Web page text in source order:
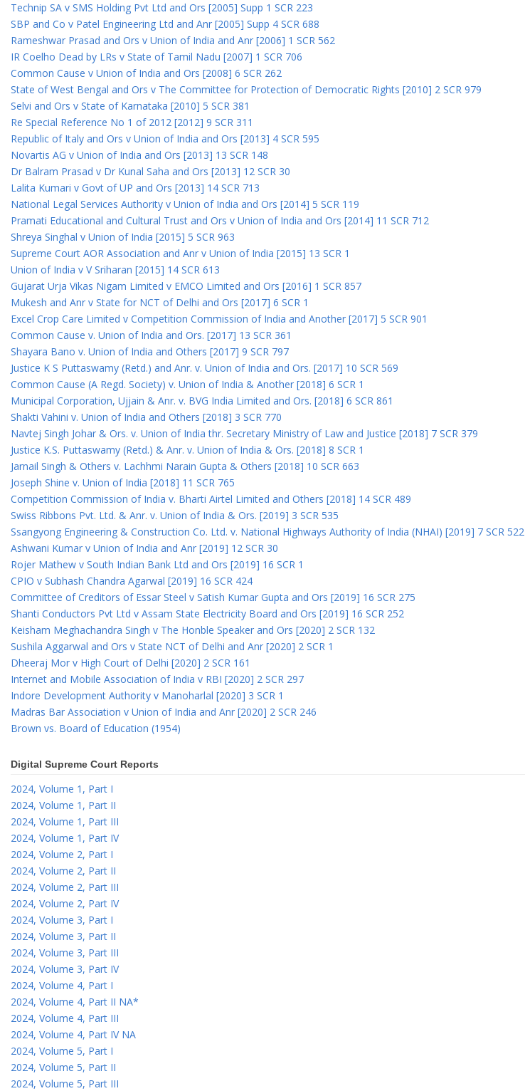
Technip SA v SMS Holding Pvt Ltd and Ors [2005] Supp 1 SCR 223
SBP and Co v Patel Engineering Ltd and Anr [2005] Supp 4 SCR 688
Rameshwar Prasad and Ors v Union of India and Anr [2006] 1 SCR 562
IR Coelho Dead by LRs v State of Tamil Nadu [2007] 1 SCR 706
Common Cause v Union of India and Ors [2008] 6 SCR 262
State of West Bengal and Ors v The Committee for Protection of Democratic Rights [2010] 2 SCR 979
Selvi and Ors v State of Karnataka [2010] 5 SCR 381
Re Special Reference No 1 of 2012 [2012] 9 SCR 311
Republic of Italy and Ors v Union of India and Ors [2013] 4 SCR 595
Novartis AG v Union of India and Ors [2013] 13 SCR 148
Dr Balram Prasad v Dr Kunal Saha and Ors [2013] 12 SCR 30
Lalita Kumari v Govt of UP and Ors [2013] 14 SCR 713
National Legal Services Authority v Union of India and Ors [2014] 5 SCR 119
Pramati Educational and Cultural Trust and Ors v Union of India and Ors [2014] 11 SCR 712
Shreya Singhal v Union of India [2015] 5 SCR 963
Supreme Court AOR Association and Anr v Union of India [2015] 13 SCR 1
Union of India v V Sriharan [2015] 14 SCR 613
Gujarat Urja Vikas Nigam Limited v EMCO Limited and Ors [2016] 1 SCR 857
Mukesh and Anr v State for NCT of Delhi and Ors [2017] 6 SCR 1
Excel Crop Care Limited v Competition Commission of India and Another [2017] 5 SCR 901
Common Cause v. Union of India and Ors. [2017] 13 SCR 361
Shayara Bano v. Union of India and Others [2017] 9 SCR 797
Justice K S Puttaswamy (Retd.) and Anr. v. Union of India and Ors. [2017] 10 SCR 569
Common Cause (A Regd. Society) v. Union of India & Another [2018] 6 SCR 1
Municipal Corporation, Ujjain & Anr. v. BVG India Limited and Ors. [2018] 6 SCR 861
Shakti Vahini v. Union of India and Others [2018] 3 SCR 770
Navtej Singh Johar & Ors. v. Union of India thr. Secretary Ministry of Law and Justice [2018] 7 SCR 379
Justice K.S. Puttaswamy (Retd.) & Anr. v. Union of India & Ors. [2018] 8 SCR 1
Jarnail Singh & Others v. Lachhmi Narain Gupta & Others [2018] 10 SCR 663
Joseph Shine v. Union of India [2018] 11 SCR 765
Competition Commission of India v. Bharti Airtel Limited and Others [2018] 14 SCR 489
Swiss Ribbons Pvt. Ltd. & Anr. v. Union of India & Ors. [2019] 3 SCR 535
Ssangyong Engineering & Construction Co. Ltd. v. National Highways Authority of India (NHAI) [2019] 7 SCR 522
Ashwani Kumar v Union of India and Anr [2019] 12 SCR 30
Rojer Mathew v South Indian Bank Ltd and Ors [2019] 16 SCR 1
CPIO v Subhash Chandra Agarwal [2019] 16 SCR 424
Committee of Creditors of Essar Steel v Satish Kumar Gupta and Ors [2019] 16 SCR 275
Shanti Conductors Pvt Ltd v Assam State Electricity Board and Ors [2019] 16 SCR 252
Keisham Meghachandra Singh v The Honble Speaker and Ors [2020] 2 SCR 132
Sushila Aggarwal and Ors v State NCT of Delhi and Anr [2020] 2 SCR 1
Dheeraj Mor v High Court of Delhi [2020] 2 SCR 161
Internet and Mobile Association of India v RBI [2020] 2 SCR 297
Indore Development Authority v Manoharlal [2020] 3 SCR 1
Madras Bar Association v Union of India and Anr [2020] 2 SCR 246
Brown vs. Board of Education (1954)
Digital Supreme Court Reports
2024, Volume 1, Part I
2024, Volume 1, Part II
2024, Volume 1, Part III
2024, Volume 1, Part IV
2024, Volume 2, Part I
2024, Volume 2, Part II
2024, Volume 2, Part III
2024, Volume 2, Part IV
2024, Volume 3, Part I
2024, Volume 3, Part II
2024, Volume 3, Part III
2024, Volume 3, Part IV
2024, Volume 4, Part I
2024, Volume 4, Part II NA*
2024, Volume 4, Part III
2024, Volume 4, Part IV NA
2024, Volume 5, Part I
2024, Volume 5, Part II
2024, Volume 5, Part III